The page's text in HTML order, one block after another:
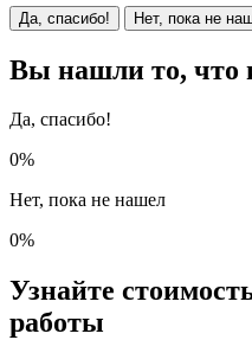
Да, спасибо! Нет, пока не
Вы нашли то, что
Да, спасибо!
0%
Нет, пока не нашел
0%
Узнайте
работы